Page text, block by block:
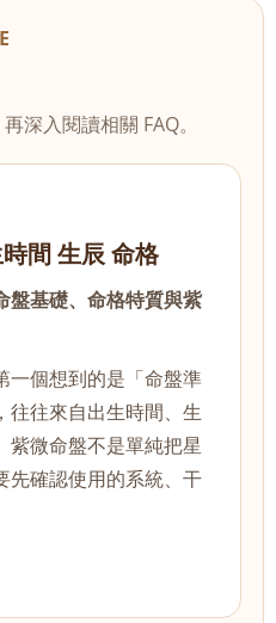
深入閱讀相關 FAQ。
間 生辰 命格
盤基礎、命格特質與紫
一個想到的是「命盤準
往往來自出生時間、生
紫微命盤不是單純把星
先確認使用的系統、干